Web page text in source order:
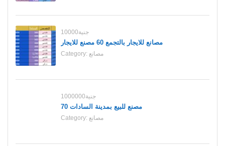
10000جنية
مصانع للايجار بالتجمع 60 مصنع للايجار
Category: مصانع
1000000جنية
70 مصنع للبيع بمدينة السادات
Category: مصانع